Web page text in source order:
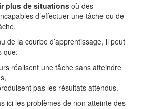
plus de situations où des
d’effectuer une tâche ou de
de la courbe d’apprentissage, il peut
que:
réalisent une tâche sans atteindre
pas les résultats attendus.
ici les problèmes de non atteinte des